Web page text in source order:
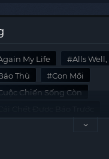
My Life
Alls
Thù
Con Mồi
Chiến Sống Còn
Last